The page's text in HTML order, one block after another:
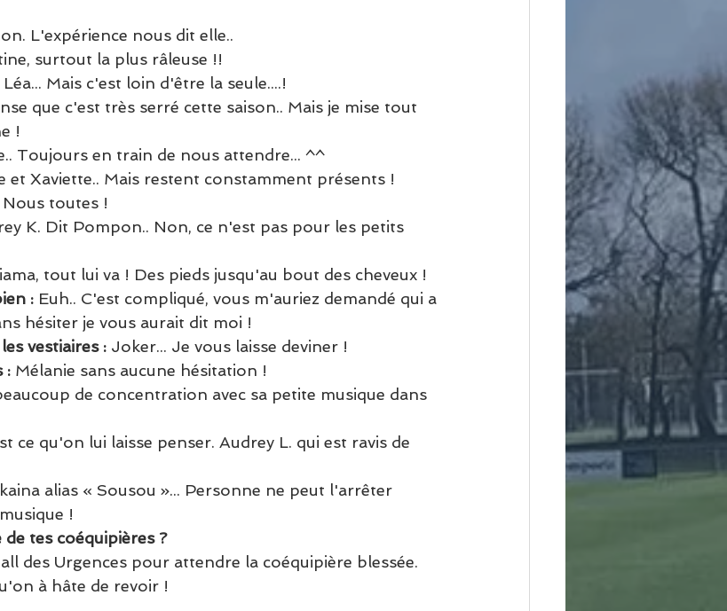
L'expérience nous dit elle..
surtout la plus râleuse !!
Léa... Mais c'est loin d'être la seule....!
que c'est très serré cette saison.. Mais je mise tout
!
Toujours en train de nous attendre... ^^
et Xaviette.. Mais restent constamment présents !
Nous toutes !
K. Dit Pompon.. Non, ce n'est pas pour les petits
tout lui va ! Des pieds jusqu'au bout des cheveux !
: Euh.. C'est compliqué, vous m'auriez demandé qui a
hésiter je vous aurait dit moi !
vestiaires : Joker... Je vous laisse deviner !
: Mélanie sans aucune hésitation !
de concentration avec sa petite musique dans
ce qu'on lui laisse penser. Audrey L. qui est ravis de
alias « Sousou »... Personne ne peut l'arrêter
!
tes coéquipières ?
des Urgences pour attendre la coéquipière blessée.
à hâte de revoir !